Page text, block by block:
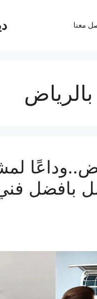
معنا
اتصل